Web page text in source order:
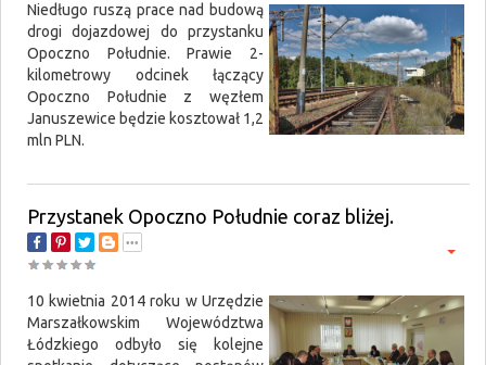
Niedługo ruszą prace nad budową
drogi dojazdowej do przystanku
Opoczno Południe. Prawie 2-
kilometrowy odcinek łączący
Opoczno Południe z węzłem
Januszewice będzie kosztował 1,2
mln PLN.
Przystanek Opoczno Południe coraz bliżej.
10 kwietnia 2014 roku w Urzędzie
Marszałkowskim Województwa
Łódzkiego odbyło się kolejne